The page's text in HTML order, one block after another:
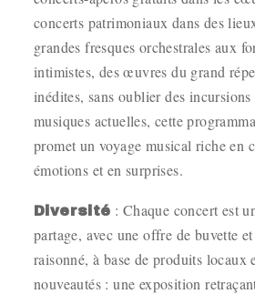
concerts patrimoniaux dans des
grandes fresques orchestrales aux
intimistes, des œuvres du grand
inédites, sans oublier des
musiques actuelles, cette
promet un voyage musical riche en
émotions et en surprises.
Diversité : Chaque concert est
partage, avec une offre de buvette
raisonné, à base de produits locaux
nouveautés : une exposition